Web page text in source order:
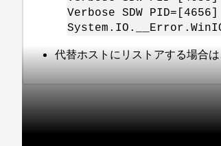
Verbose SDW
代替ホストにリストアする場合